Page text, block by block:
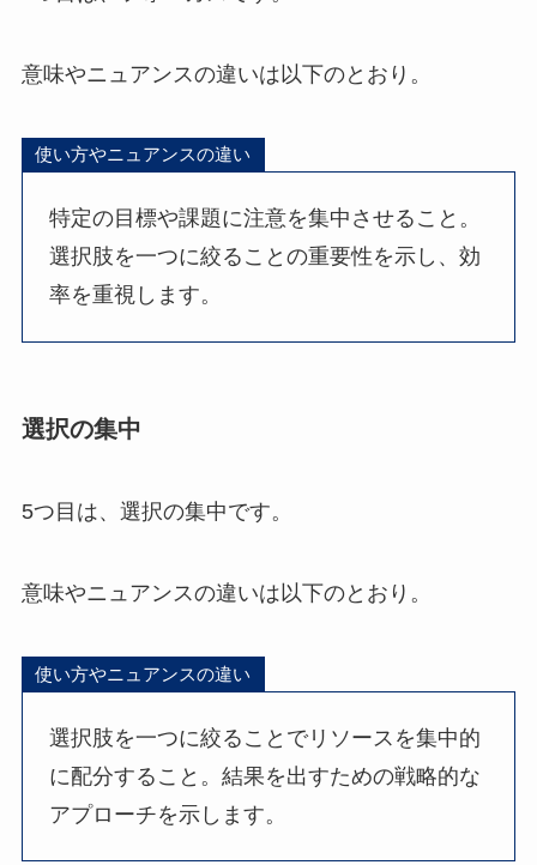
意味やニュアンスの違いは以下のとおり。
使い方やニュアンスの違い
特定の目標や課題に注意を集中させること。
選択肢を一つに絞ることの重要性を示し、効
率を重視します。
選択の集中
5つ目は、選択の集中です。
意味やニュアンスの違いは以下のとおり。
使い方やニュアンスの違い
選択肢を一つに絞ることでリソースを集中的
に配分すること。結果を出すための戦略的な
アプローチを示します。